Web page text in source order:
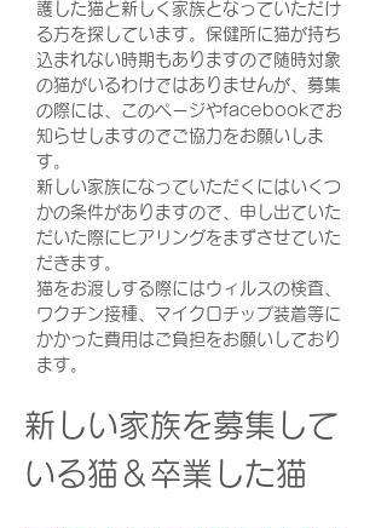
護した猫と新しく家族となっていただけ
る方を探しています。保健所に猫が持ち
込まれない時期もありますので随時対象
の猫がいるわけではありませんが、募集
の際には、このページやfacebookでお
知らせしますのでご協力をお願いしま
す。
新しい家族になっていただくにはいくつ
かの条件がありますので、申し出ていた
だいた際にヒアリングをまずさせていた
だきます。
猫をお渡しする際にはウィルスの検査、
ワクチン接種、マイクロチップ装着等に
かかった費用はご負担をお願いしており
ます。
新しい家族を募集して
いる猫＆卒業した猫